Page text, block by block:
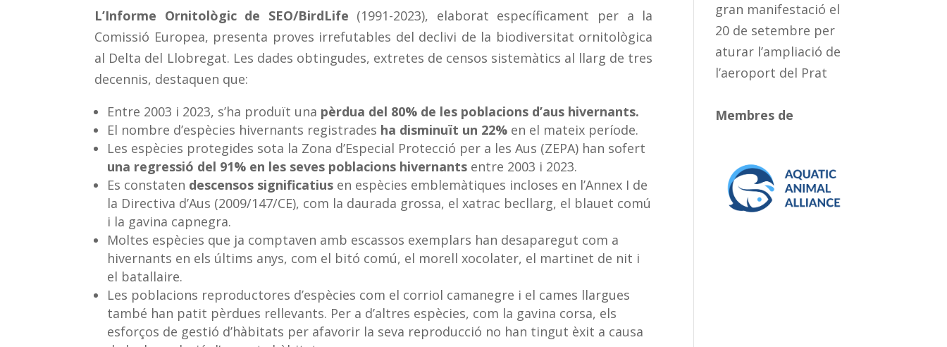
L’Informe Ornitològic de SEO/BirdLife (1991-2023), elaborat específicament per a la
Comissió Europea, presenta proves irrefutables del declivi de la biodiversitat ornitològica
al Delta del Llobregat. Les dades obtingudes, extretes de censos sistemàtics al llarg de tres
decennis, destaquen que:
Entre 2003 i 2023, s’ha produït una pèrdua del 80% de les poblacions d’aus hivernants.
El nombre d’espècies hivernants registrades ha disminuït un 22% en el mateix període.
Les espècies protegides sota la Zona d’Especial Protecció per a les Aus (ZEPA) han sofert
una regressió del 91% en les seves poblacions hivernants entre 2003 i 2023.
Es constaten descensos significatius en espècies emblemàtiques incloses en l’Annex I de
la Directiva d’Aus (2009/147/CE), com la daurada grossa, el xatrac becllarg, el blauet comú
i la gavina capnegra.
Moltes espècies que ja comptaven amb escassos exemplars han desaparegut com a
hivernants en els últims anys, com el bitó comú, el morell xocolater, el martinet de nit i
el batallaire.
Les poblacions reproductores d’espècies com el corriol camanegre i el cames llargues
també han patit pèrdues rellevants. Per a d’altres espècies, com la gavina corsa, els
esforços de gestió d’hàbitats per afavorir la seva reproducció no han tingut èxit a causa
gran manifestació el
20 de setembre per
aturar l’ampliació de
l’aeroport del Prat
Membres de